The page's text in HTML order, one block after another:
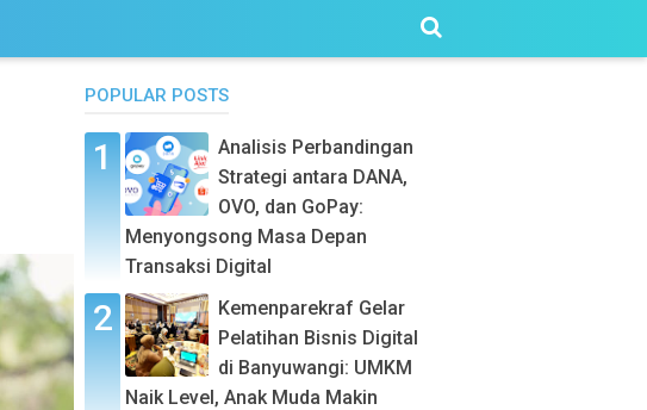
POPULAR POSTS
Analisis Perbandingan
Strategi antara DANA,
OVO, dan GoPay:
Menyongsong Masa Depan
Transaksi Digital
Kemenparekraf Gelar
Pelatihan Bisnis Digital
di Banyuwangi: UMKM
Naik Level, Anak Muda Makin